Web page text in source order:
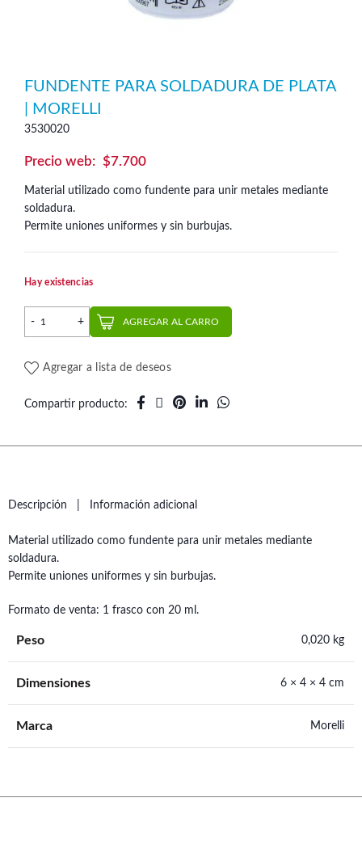
FUNDENTE PARA SOLDADURA DE PLATA
| MORELLI
3530020
$7.700
Material utilizado como fundente para unir metales mediante
soldadura.
Permite uniones uniformes y sin burbujas.
Hay existencias
Fundente para Soldadura de Plata | Morelli cantidad
AGREGAR AL CARRO
Agregar a lista de deseos
Compartir producto
Descripción Información adicional
Material utilizado como fundente para unir metales mediante
soldadura.
Permite uniones uniformes y sin burbujas.
Formato de venta: 1 frasco con 20 ml.
Peso 0,020 kg
Dimensiones 6 × 4 × 4 cm
Marca Morelli